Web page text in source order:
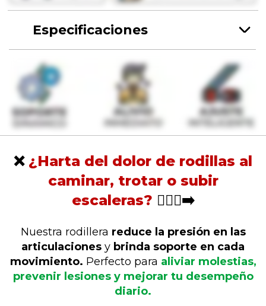
Especificaciones
❌ ¿Harta del dolor de rodillas al
caminar, trotar o subir
escaleras? 🚶🏻‍♂️‍➡️
Nuestra rodillera reduce la presión en las
articulaciones y brinda soporte en cada
movimiento. Perfecto para aliviar molestias,
prevenir lesiones y mejorar tu desempeño
diario.